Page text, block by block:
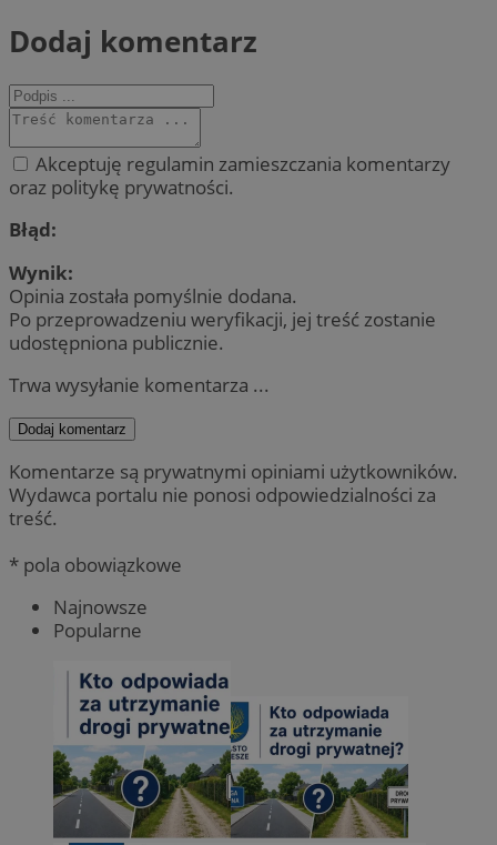
Dodaj komentarz
Akceptuję regulamin zamieszczania komentarzy
oraz politykę prywatności.
Błąd:
Wynik:
Opinia została pomyślnie dodana.
Po przeprowadzeniu weryfikacji, jej treść zostanie
udostępniona publicznie.
Trwa wysyłanie komentarza ...
Dodaj komentarz
Komentarze są prywatnymi opiniami użytkowników.
Wydawca portalu nie ponosi odpowiedzialności za
treść.
* pola obowiązkowe
Najnowsze
Popularne